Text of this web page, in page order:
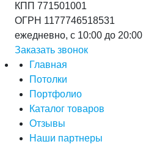
КПП 771501001
ОГРН 1177746518531
ежедневно, с 10:00 до 20:00
Заказать звонок
Главная
Потолки
Портфолио
Каталог товаров
Отзывы
Наши партнеры